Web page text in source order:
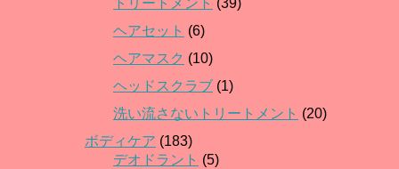
トリートメント (39)
ヘアセット (6)
ヘアマスク (10)
ヘッドスクラブ (1)
洗い流さないトリートメント (20)
ボディケア (183)
デオドラント (5)